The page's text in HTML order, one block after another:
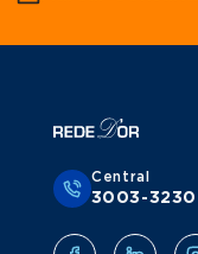
Central
3003-3230